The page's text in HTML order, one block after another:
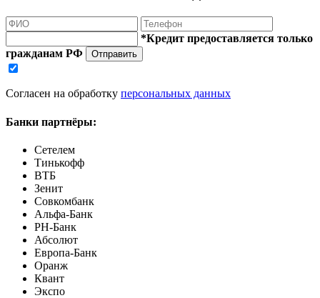
*Кредит предоставляется только
гражданам РФ
Отправить
Согласен на обработку персональных данных
Банки партнёры:
Сетелем
Тинькофф
ВТБ
Зенит
Совкомбанк
Альфа-Банк
РН-Банк
Абсолют
Европа-Банк
Оранж
Квант
Экспо